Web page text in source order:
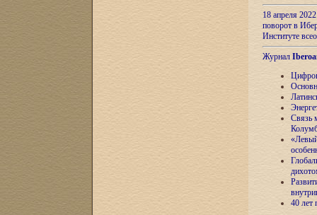
18 апреля
поворот в
Институте
Журнал
Связь
40 лет